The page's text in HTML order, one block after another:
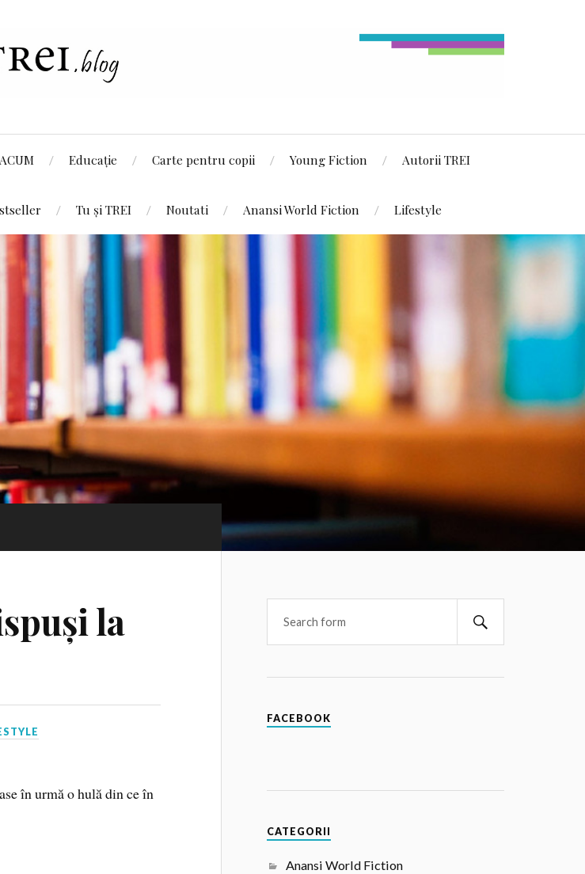
Educație Carte pentru copii Young Fiction Autorii TREI
Tu și TREI Noutati Anansi World Fiction Lifestyle
la
în urmă o hulă din ce în
FACEBOOK
CATEGORII
Anansi World Fiction